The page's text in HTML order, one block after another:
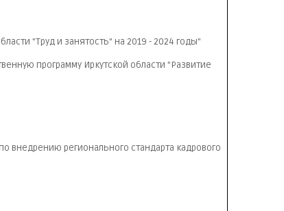
"Труд и занятость" на 2019 - 2024 годы"
программу Иркутской области "Развитие
внедрению регионального стандарта кадрового